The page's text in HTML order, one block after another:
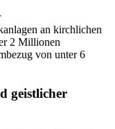
an kirchlichen
2 Millionen
von unter 6
geistlicher